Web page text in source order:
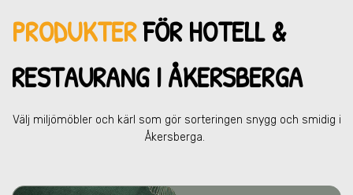
PRODUKTERFÖR HOTELL &
RESTAURANG I ÅKERSBERGA
Välj miljömöbler och kärl som gör sorteringen snygg och smidig i
Åkersberga.